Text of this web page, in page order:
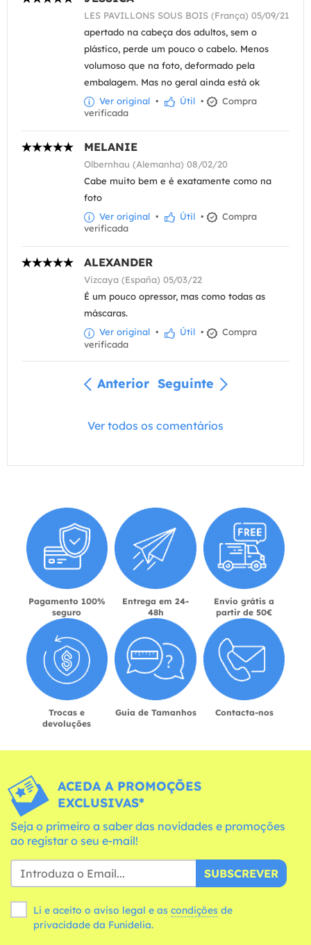
LES PAVILLONS SOUS BOIS (França) 05/09/21
apertado na cabeça dos adultos, sem o
plástico, perde um pouco o cabelo. Menos
volumoso que na foto, deformado pela
embalagem. Mas no geral ainda está ok
Ver original • Útil •
Compra
verificada
MELANIE
Olbernhau (Alemanha) 08/02/20
Cabe muito bem e é exatamente como na
foto
Ver original • Útil •
Compra
verificada
ALEXANDER
Vizcaya (España) 05/03/22
É um pouco opressor, mas como todas as
máscaras.
Ver original • Útil •
Compra
verificada
Anterior Seguinte
Ver todos os comentários
Pagamento 100%
seguro
Entrega em 24-
48h
Envio grátis a
partir de 50€
Trocas e
devoluções
Guia de Tamanhos Contacta-nos
ACEDA A PROMOÇÕES
EXCLUSIVAS*
Seja o primeiro a saber das novidades e promoções
ao registar o seu e-mail!
SUBSCREVER
Li e aceito o aviso legal e as condições
privacidade da Funidelia.